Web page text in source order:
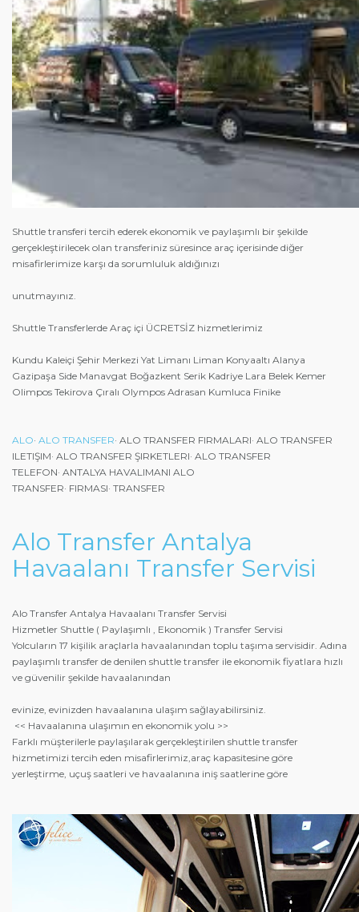
Shuttle transferi tercih ederek ekonomik ve paylaşımlı bir şekilde
gerçekleştirilecek olan transferiniz süresince araç içerisinde diğer
misafirlerimize karşı da sorumluluk aldığınızı
unutmayınız.
Shuttle Transferlerde Araç içi ÜCRETSİZ hizmetlerimiz
Kundu Kaleiçi Şehir Merkezi Yat Limanı Liman Konyaaltı Alanya
Gazipaşa Side Manavgat Boğazkent Serik Kadriye Lara Belek Kemer
Olimpos Tekirova Çıralı Olympos Adrasan Kumluca Finike
ALO· ALO TRANSFER· ALO TRANSFER FIRMALARI· ALO TRANSFER
ILETIŞIM· ALO TRANSFER ŞIRKETLERI· ALO TRANSFER
TELEFON· ANTALYA HAVALIMANI ALO
TRANSFER· FIRMASI· TRANSFER
Alo Transfer Antalya
Havaalanı Transfer Servisi
Alo Transfer Antalya Havaalanı Transfer Servisi
Hizmetler Shuttle ( Paylaşımlı , Ekonomik ) Transfer Servisi
Yolcuların 17 kişilik araçlarla havaalanından toplu taşıma servisidir. Adına
paylaşımlı transfer de denilen shuttle transfer ile ekonomik fiyatlara hızlı
ve güvenilir şekilde havaalanından
evinize, evinizden havaalanına ulaşım sağlayabilirsiniz.
<< Havaalanına ulaşımın en ekonomik yolu >>
Farklı müşterilerle paylaşılarak gerçekleştirilen shuttle transfer
hizmetimizi tercih eden misafirlerimiz,araç kapasitesine göre
yerleştirme, uçuş saatleri ve havaalanına iniş saatlerine göre